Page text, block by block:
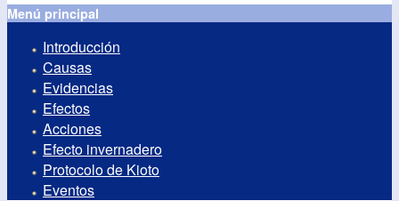
Menú principal
Introducción
Causas
Evidencias
Efectos
Acciones
Efecto invernadero
Protocolo de Kioto
Eventos